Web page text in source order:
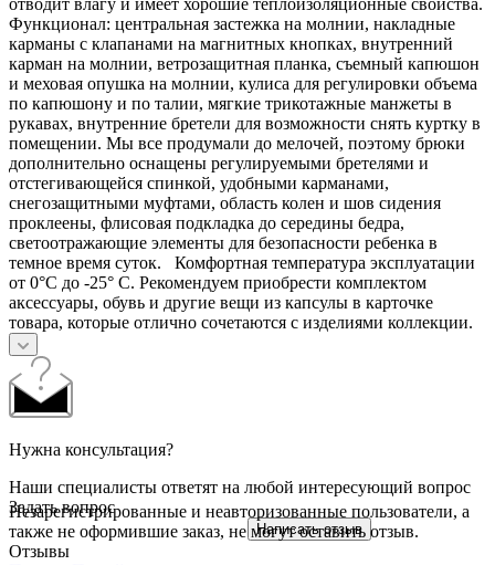
Функционал: центральная застежка на молнии, накладные
карманы с клапанами на магнитных кнопках, внутренний
карман на молнии, ветрозащитная планка, съемный капюшон
и меховая опушка на молнии, кулиса для регулировки объема
по капюшону и по талии, мягкие трикотажные манжеты в
рукавах, внутренние бретели для возможности снять куртку в
помещении. Мы все продумали до мелочей, поэтому брюки
дополнительно оснащены регулируемыми бретелями и
отстегивающейся спинкой, удобными карманами,
снегозащитными муфтами, область колен и шов сидения
проклеены, флисовая подкладка до середины бедра,
светоотражающие элементы для безопасности ребенка в
темное время суток. Комфортная температура эксплуатации
от 0°С до -25° С. Рекомендуем приобрести комплектом
аксессуары, обувь и другие вещи из капсулы в карточке
товара, которые отлично сочетаются с изделиями коллекции.
Нужна консультация?
Наши специалисты ответят на любой интересующий вопрос
Задать вопрос
Написать отзыв
Незарегистрированные и неавторизованные пользователи, а
также не оформившие заказ, не могут оставить отзыв.
Отзывы